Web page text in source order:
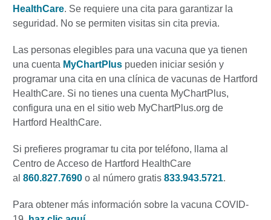
HealthCare. Se requiere una cita para garantizar la
seguridad. No se permiten visitas sin cita previa.
Las personas elegibles para una vacuna que ya tienen
una cuenta MyChartPlus pueden iniciar sesión y
programar una cita en una clínica de vacunas de Hartford
HealthCare. Si no tienes una cuenta MyChartPlus,
configura una en el sitio web MyChartPlus.org de
Hartford HealthCare.
Si prefieres programar tu cita por teléfono, llama al
Centro de Acceso de Hartford HealthCare
al 860.827.7690 o al número gratis 833.943.5721.
Para obtener más información sobre la vacuna COVID-